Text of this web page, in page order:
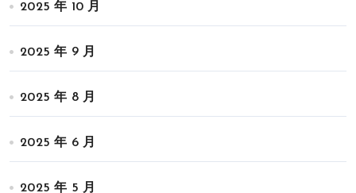
2025 年 10 月
2025 年 9 月
2025 年 8 月
2025 年 6 月
2025 年 5 月